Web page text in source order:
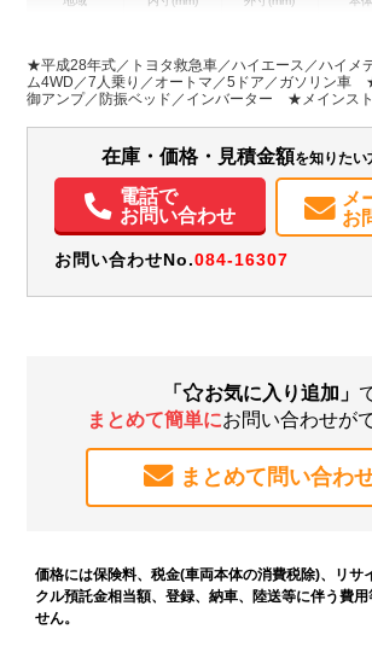
H:2,490
装備情報
バックモニター
記録簿（一部含む）
取扱説明書（一部
メンテナンスノート（保証書）
★平成28年式／トヨタ救急車／ハイエース／ハイ
ム4WD／7人乗り／オートマ／5ドア／ガソリン車
御アンプ／防振ベッド／インバーター ★メインス
か ★普通自動車(3.5t)免許で運転出来ます／AT・オ
在庫・価格・見積金額を知りたい
電話で
お問い合わせ
メ
お
お問い合わせNo.084-16307
「 お気に入り追加」
まとめて簡単にお問い合わせが
まとめて問い合わ
価格には保険料、税金(車両本体の消費税除)、リサ
クル預託金相当額、登録、納車、陸送等に伴う費
せん。